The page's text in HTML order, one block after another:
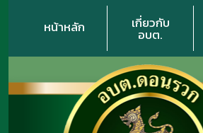
หน้าหลัก เกี่ยวกับ
อบต.